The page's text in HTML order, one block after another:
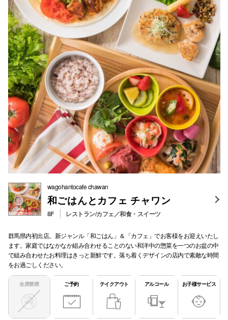
wagohantocafe chawan
和ごはんとカフェ チャワン
8F レストラン/カフェ／和食・スイーツ
群馬県内初出店。新ジャンル「和ごはん」＆「カフェ」でお客様をお迎えいたし
ます。家庭ではなかなか組み合わせることのない和洋中の惣菜を一つのお盆の中
で組み合わせたお料理はきっと新鮮です。落ち着くデザインの店内で素敵な時間
をお過ごしください。
全席禁煙 ご予約 テイクアウト アルコール お子様サービス